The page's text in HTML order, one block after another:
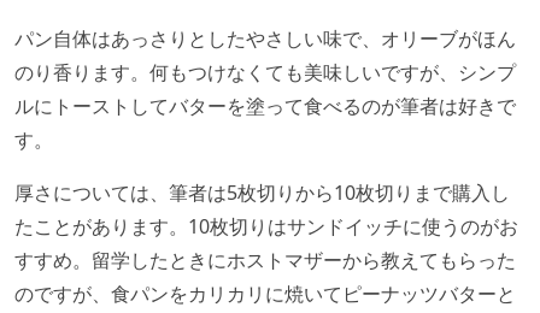
パン自体はあっさりとしたやさしい味で、オリーブがほん
のり香ります。何もつけなくても美味しいですが、シンプ
ルにトーストしてバターを塗って食べるのが筆者は好きで
す。
厚さについては、筆者は5枚切りから10枚切りまで購入し
たことがあります。10枚切りはサンドイッチに使うのがお
すすめ。留学したときにホストマザーから教えてもらった
のですが、食パンをカリカリに焼いてピーナッツバターと